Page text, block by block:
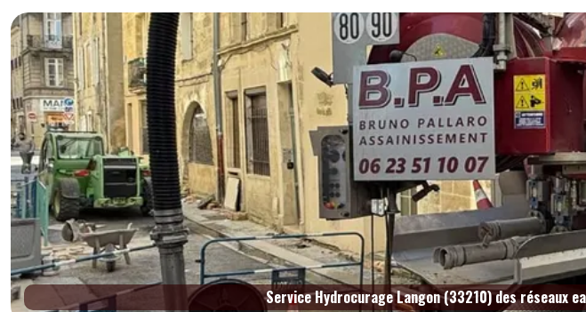
Service Hydrocurage Langon (33210) des réseaux